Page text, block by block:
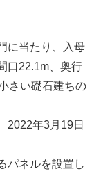
に当たり、入母
口22.1m、奥行
さい礎石建ちの
2022年3月19日
パネルを設置し